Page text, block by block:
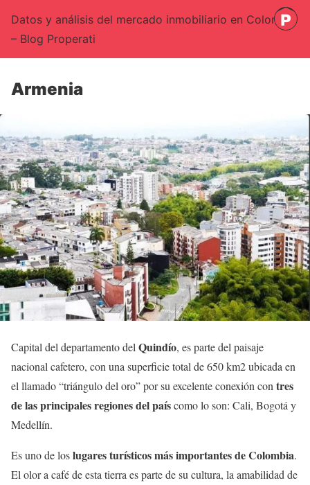
Datos y análisis del mercado inmobiliario en Colombia
– Blog Properati
Armenia
Capital del departamento delQuindío, es parte del paisaje
nacional cafetero, con una superficie total de 650 km2 ubicada en
el llamado “triángulo del oro” por su excelente conexión contres
de las principales regiones del paíscomo lo son: Cali, Bogotá y
Medellín.
Es uno de loslugares turísticos más importantes de Colombia.
El olor a café de esta tierra es parte de su cultura, la amabilidad de